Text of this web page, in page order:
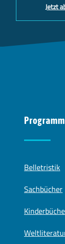
Jetzt
Programm
Belletristik
Sachbücher